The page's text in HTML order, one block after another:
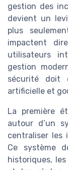
gestion des
devient un
plus
impactent
utilisateurs
gestion
sécurité doit
artificielle et
La première
autour d’un
centraliser les
Ce système
historiques,